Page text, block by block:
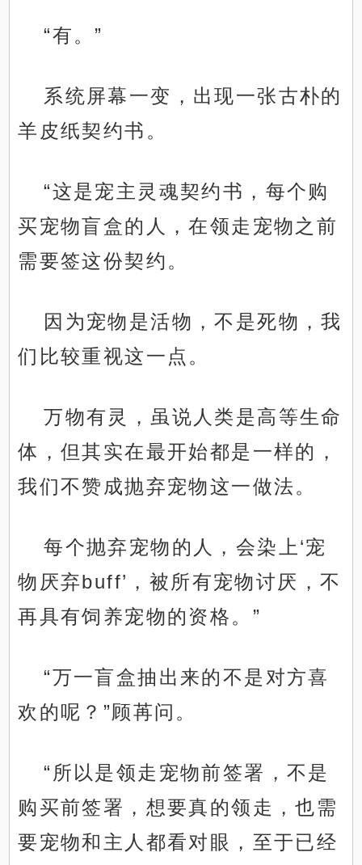
“有。”
系统屏幕一变，出现一张古朴的
羊皮纸契约书。
“这是宠主灵魂契约书，每个购
买宠物盲盒的人，在领走宠物之前
需要签这份契约。
因为宠物是活物，不是死物，我
们比较重视这一点。
万物有灵，虽说人类是高等生命
体，但其实在最开始都是一样的，
我们不赞成抛弃宠物这一做法。
每个抛弃宠物的人，会染上‘宠
物厌弃buff’，被所有宠物讨厌，不
再具有饲养宠物的资格。”
“万一盲盒抽出来的不是对方喜
欢的呢？”顾苒问。
“所以是领走宠物前签署，不是
购买前签署，想要真的领走，也需
要宠物和主人都看对眼，至于已经